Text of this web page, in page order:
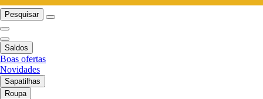
Pesquisar
Saldos
Boas ofertas
Novidades
Sapatilhas
Roupa